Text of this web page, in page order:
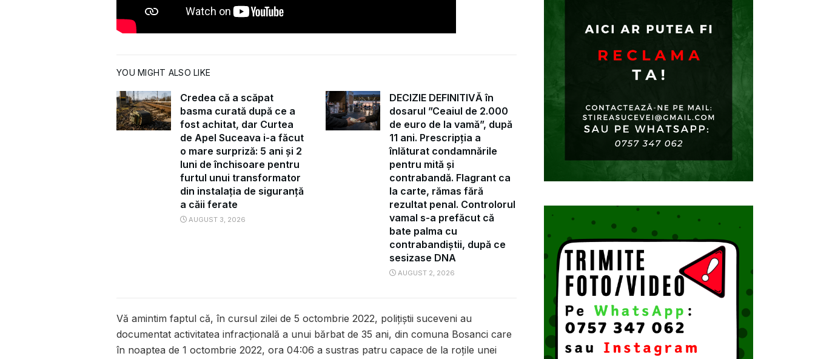
YOU MIGHT ALSO LIKE
Credea că a scăpat
basma curată după ce a
fost achitat, dar Curtea
de Apel Suceava i-a făcut
o mare surpriză: 5 ani și 2
luni de închisoare pentru
furtul unui transformator
din instalația de siguranță
a căii ferate
AUGUST 3, 2026
DECIZIE DEFINITIVĂ în
dosarul ”Ceaiul de 2.000
de euro de la vamă”, după
11 ani. Prescripția a
înlăturat condamnările
pentru mită și
contrabandă. Flagrant ca
la carte, rămas fără
rezultat penal. Controlorul
vamal s-a prefăcut că
bate palma cu
contrabandiștii, după ce
sesizase DNA
AUGUST 2, 2026
Vă amintim faptul că, în cursul zilei de 5 octombrie 2022, polițiștii suceveni au
documentat activitatea infracțională a unui bărbat de 35 ani, din comuna Bosanci care
în noaptea de 1 octombrie 2022, ora 04:06 a sustras patru capace de la roțile unei